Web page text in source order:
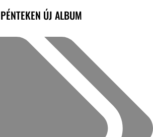
ÚJ ALBUM